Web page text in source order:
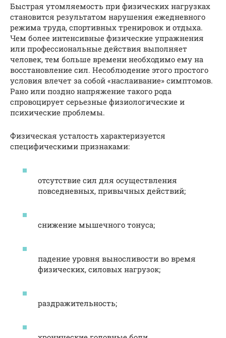
Быстрая утомляемость при физических нагрузках
становится результатом нарушения ежедневного
режима труда, спортивных тренировок и отдыха.
Чем более интенсивные физические упражнения
или профессиональные действия выполняет
человек, тем больше времени необходимо ему на
восстановление сил. Несоблюдение этого простого
условия влечет за собой «наслаивание» симптомов.
Рано или поздно напряжение такого рода
спровоцирует серьезные физиологические и
психические проблемы.
Физическая усталость характеризуется
специфическими признаками:
отсутствие сил для осуществления
повседневных, привычных действий;
снижение мышечного тонуса;
падение уровня выносливости во время
физических, силовых нагрузок;
раздражительность;